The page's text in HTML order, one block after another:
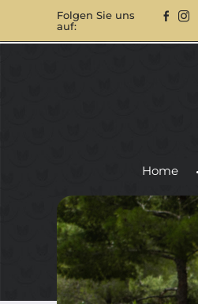
Folgen Sie uns
auf:
Home